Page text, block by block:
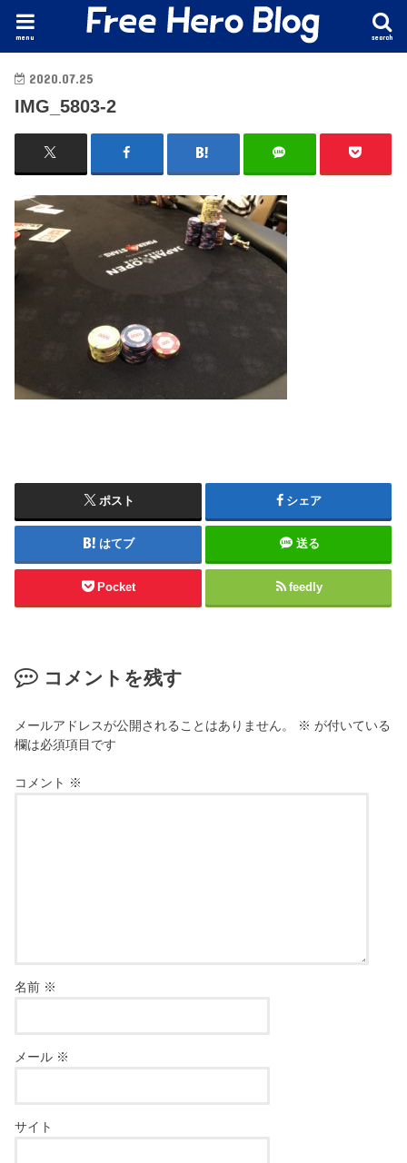
search
menu
2020.07.25
IMG_5803-2
ポスト シェア
はてブ 送る
Pocket feedly
コメントを残す
メールアドレスが公開されることはありません。 ※ が付いている
欄は必須項目です
コメント ※
名前 ※
メール ※
サイト